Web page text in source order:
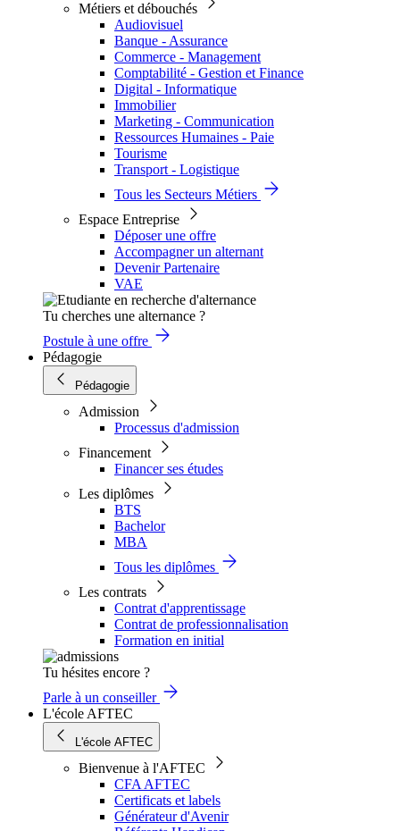
Métiers et débouchés
Audiovisuel
Banque - Assurance
Commerce - Management
Comptabilité - Gestion et Finance
Digital - Informatique
Immobilier
Marketing - Communication
Ressources Humaines - Paie
Tourisme
Transport - Logistique
Tous les Secteurs Métiers
Espace Entreprise
Déposer une offre
Accompagner un alternant
Devenir Partenaire
VAE
Tu cherches une alternance ?
Postule à une offre
Pédagogie
Pédagogie
Admission
Processus d'admission
Financement
Financer ses études
Les diplômes
BTS
Bachelor
MBA
Tous les diplômes
Les contrats
Contrat d'apprentissage
Contrat de professionnalisation
Formation en initial
Tu hésites encore ?
Parle à un conseiller
L'école AFTEC
L'école AFTEC
Bienvenue à l'AFTEC
CFA AFTEC
Certificats et labels
Générateur d'Avenir